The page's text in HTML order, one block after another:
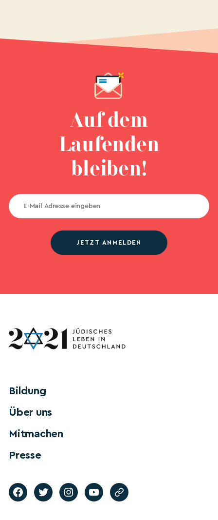
Auf dem
Laufenden
bleiben!
JETZT ANMELDEN
Bildung
Über uns
Mitmachen
Presse